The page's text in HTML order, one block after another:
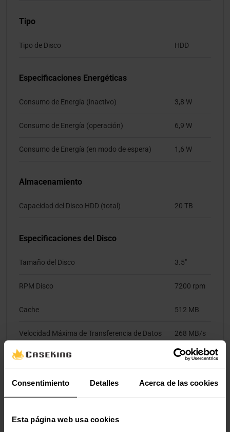
Consentimiento Detalles Acerca de las cookies
Esta página web usa cookies
Tipo
Tipo de Disco HDD
Especificaciones Energéticas
Consumo de Energía (inactivo) 3,8 W
Consumo de Energía (operación) 6,9 W
Consumo de Energía (en modo de espera) 1,6 W
Almacenamiento
Capacidad del Disco HDD (total) 20 TB
Especificaciones del Disco
Tamaño del Disco 3.5"
RPM Disco 7200 rpm
Cache 512 MB
Velocidad Máxima de Transferencia de Datos 268 MB/s
Velocidad de Transferencia de Datos
(promedio)
268 MB/s